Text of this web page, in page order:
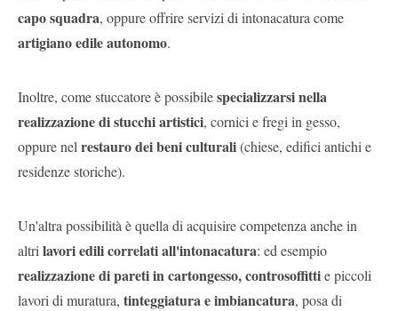
capo squadra, oppure offrire servizi di intonacatura come
artigiano edile autonomo.
Inoltre, come stuccatore è possibilespecializzarsi nella
realizzazione di stucchi artistici, cornici e fregi in gesso,
oppure nel restauro dei beni culturali(chiese, edifici antichi e
residenze storiche).
Un'altra possibilità è quella di acquisire competenza anche in
altri lavori edili correlati all'intonacatura: ed esempio
realizzazione di pareti in cartongesso, controsoffittie piccoli
lavori di muratura, tinteggiatura e imbiancatura, posa di